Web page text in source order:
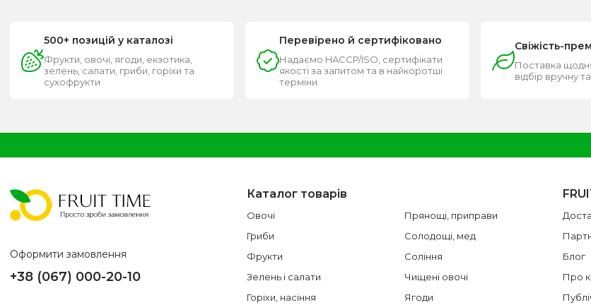
500+ позицій у каталозі
Фрукти, овочі, ягоди, екзотика,
зелень, салати, гриби, горіхи та
сухофрукти
Перевірено й сертифіковано
Надаємо HACCP/ISO, сертифікати
якості за запитом та в найкоротші
терміни
Свіжість-
Поставка
відбір вручну
Оформити замовлення
+38 (067) 000-20-10
Каталог товарів
Овочі
Гриби
Фрукти
Зелень і салати
Горіхи, насіння
Прянощі, приправи
Солодощі, мед
Соління
Чищені овочі
Ягоди
Блог
Про